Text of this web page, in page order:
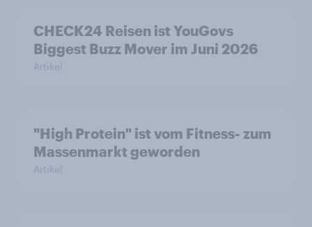
CHECK24 Reisen ist YouGovs
Biggest Buzz Mover im Juni 2026
Artikel
"High Protein" ist vom Fitness- zum
Massenmarkt geworden
Artikel